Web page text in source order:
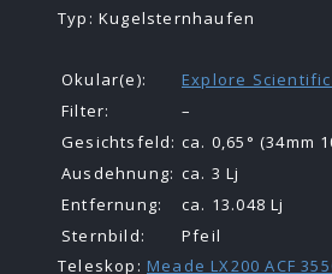
Typ: Kugelsternhaufen
Okular(e): Explore Scientific
Filter:
–
Gesichtsfeld: ca. 0,65° (34mm
Ausdehnung: ca. 3 Lj
Entfernung:
ca. 13.048 Lj
Sternbild:
Pfeil
Teleskop: Meade LX200 ACF